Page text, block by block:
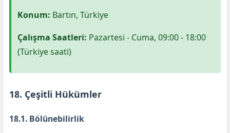
Konum: Bartın, Türkiye
Çalışma Saatleri: Pazartesi - Cuma, 09:00 - 18:00
(Türkiye saati)
18. Çeşitli Hükümler
18.1. Bölünebilirlik